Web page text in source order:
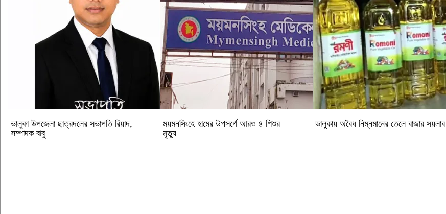
ভালুকা উপজেলা ছাত্রদলের সভাপতি রিয়াদ,
সম্পাদক বাবু
ময়মনসিংহে হামের উপসর্গে আরও ৪ শিশুর
মৃত্যু
ভালুকায় অবৈধ নিম্নমানের তেলে বাজার সয়লাব